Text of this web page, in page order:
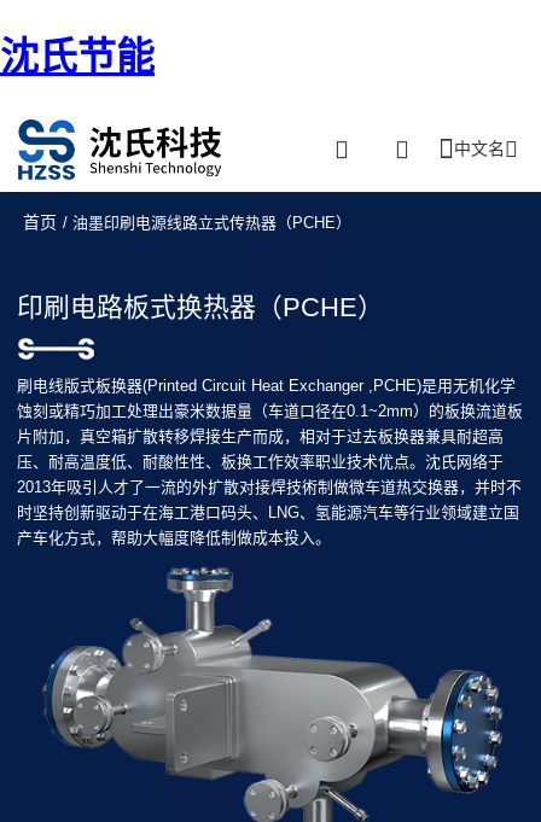
沈氏节能
中文名
首页 / 油墨印刷电源线路立式传热器（PCHE）
印刷电路板式换热器（PCHE）
刷电线版式板换器(Printed Circuit Heat Exchanger ,PCHE)是用无机化学
蚀刻或精巧加工处理出豪米数据量（车道口径在0.1~2mm）的板换流道板
片附加，真空箱扩散转移焊接生产而成，相对于过去板换器兼具耐超高
压、耐高温度低、耐酸性性、板换工作效率职业技术优点。沈氏网络于
2013年吸引人才了一流的外扩散对接焊技術制做微车道热交换器，并时不
时坚持创新驱动于在海工港口码头、LNG、氢能源汽车等行业领域建立国
产车化方式，帮助大幅度降低制做成本投入。